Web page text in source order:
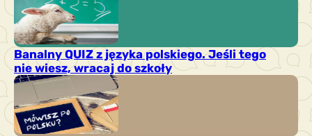
Banalny QUIZ z języka polskiego. Jeśli tego
nie wiesz, wracaj do szkoły